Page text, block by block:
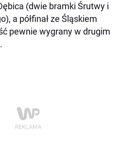
(dwie bramki Śrutwy i
a półfinał ze Śląskiem
pewnie wygrany w drugim